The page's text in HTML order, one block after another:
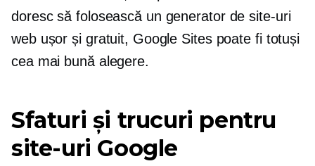
doresc să folosească un generator de site-uri
web ușor și gratuit, Google Sites poate fi totuși
cea mai bună alegere.
Sfaturi și trucuri pentru
site-uri Google